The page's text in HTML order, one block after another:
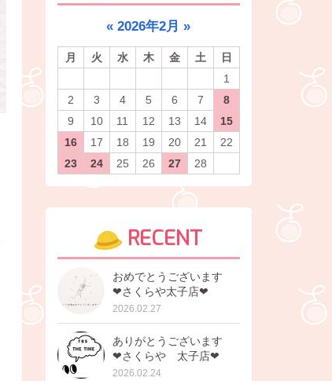
« 2026年2月 »
月 火 水 木 金 土
日
1
2
3 4 5 6 7
8
9
10 11 12 13 14
15
16
17 18 19 20 21
22
23
24 25 26 27 28
RECENT
おめでとうございます
❤︎さくらや太子店❤︎
2026.02.27
ありがとうございます
❤︎さくらや 太子店❤︎
2026.02.24